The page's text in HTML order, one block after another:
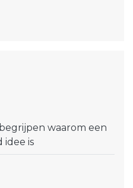
waarom een
idee is